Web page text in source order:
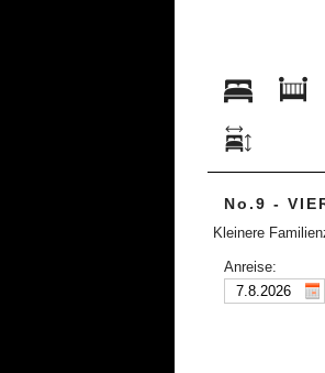
No.9 -
Kleinere
Anreise: